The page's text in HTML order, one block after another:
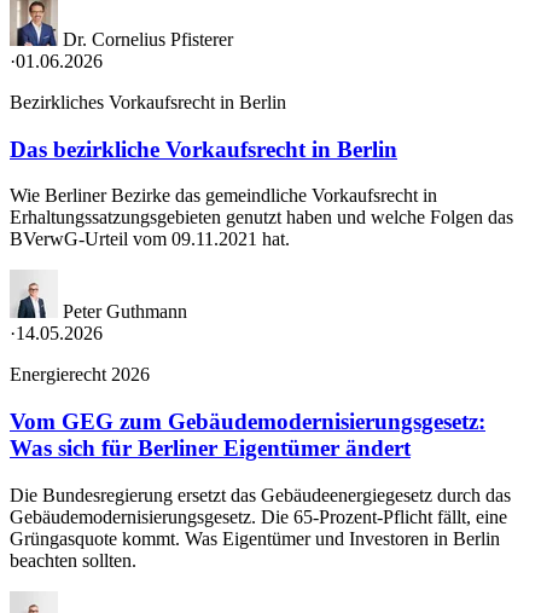
Dr. Cornelius Pfisterer
·01.06.2026
Bezirkliches Vorkaufsrecht in Berlin
Das bezirkliche Vorkaufsrecht in Berlin
Wie Berliner Bezirke das gemeindliche Vorkaufsrecht in
Erhaltungssatzungsgebieten genutzt haben und welche Folgen das
BVerwG-Urteil vom 09.11.2021 hat.
Peter Guthmann
·14.05.2026
Energierecht 2026
Vom GEG zum Gebäudemodernisierungsgesetz:
Was sich für Berliner Eigentümer ändert
Die Bundesregierung ersetzt das Gebäudeenergiegesetz durch das
Gebäudemodernisierungsgesetz. Die 65-Prozent-Pflicht fällt, eine
Grüngasquote kommt. Was Eigentümer und Investoren in Berlin
beachten sollten.